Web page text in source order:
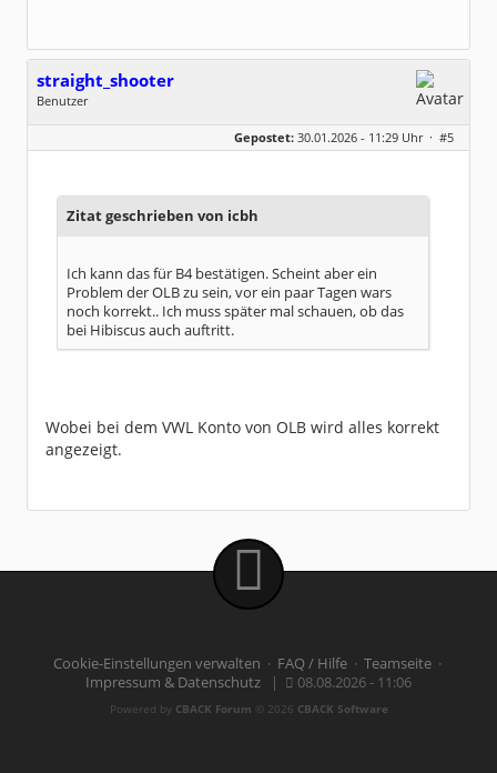
straight_shooter
Benutzer
Geschlecht:
keine Angabe
Dabei seit:
08 / 2019
Gepostet: 30.01.2026 - 11:29 Uhr · #5
Zitat geschrieben von icbh
Ich kann das für B4 bestätigen. Scheint aber ein
Problem der OLB zu sein, vor ein paar Tagen wars
noch korrekt.. Ich muss später mal schauen, ob das
bei Hibiscus auch auftritt.
Wobei bei dem VWL Konto von OLB wird alles korrekt
angezeigt.
Cookie-Einstellungen verwalten · FAQ / Hilfe· Teamseite·
Impressum & Datenschutz | 08.08.2026 - 11:06
Powered by CBACK Forum © 2026 CBACK Software